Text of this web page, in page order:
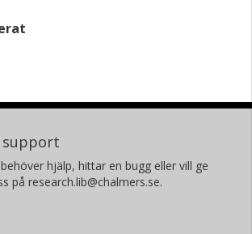
support
hjälp, hittar en bugg eller vill ge
på research.lib@chalmers.se.